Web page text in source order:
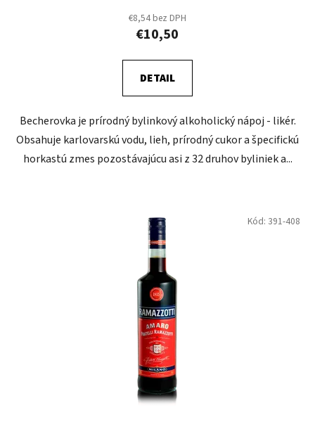
€8,54 bez DPH
€10,50
DETAIL
Becherovka je prírodný bylinkový alkoholický nápoj - likér.
Obsahuje karlovarskú vodu, lieh, prírodný cukor a špecifickú
horkastú zmes pozostávajúcu asi z 32 druhov byliniek a...
Kód: 391-408